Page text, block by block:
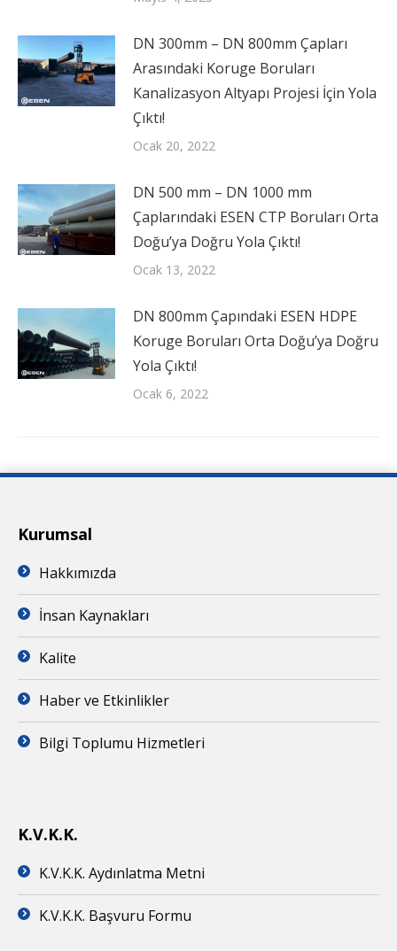
DN 300mm – DN 800mm Çapları
Arasındaki Koruge Boruları
Kanalizasyon Altyapı Projesi İçin Yola
Çıktı!
Ocak 20, 2022
DN 500 mm – DN 1000 mm
Çaplarındaki ESEN CTP Boruları Orta
Doğu’ya Doğru Yola Çıktı!
Ocak 13, 2022
DN 800mm Çapındaki ESEN HDPE
Koruge Boruları Orta Doğu’ya Doğru
Yola Çıktı!
Ocak 6, 2022
Kurumsal
Hakkımızda
İnsan Kaynakları
Kalite
Haber ve Etkinlikler
Bilgi Toplumu Hizmetleri
K.V.K.K.
K.V.K.K. Aydınlatma Metni
K.V.K.K. Başvuru Formu